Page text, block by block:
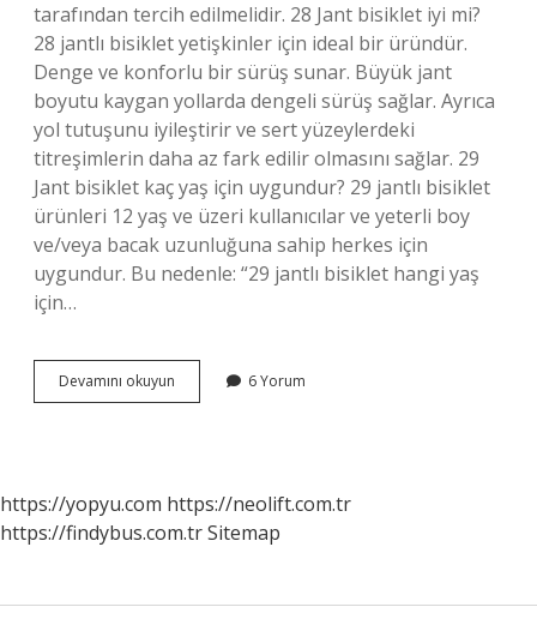
tarafından tercih edilmelidir. 28 Jant bisiklet iyi mi?
28 jantlı bisiklet yetişkinler için ideal bir üründür.
Denge ve konforlu bir sürüş sunar. Büyük jant
boyutu kaygan yollarda dengeli sürüş sağlar. Ayrıca
yol tutuşunu iyileştirir ve sert yüzeylerdeki
titreşimlerin daha az fark edilir olmasını sağlar. 29
Jant bisiklet kaç yaş için uygundur? 29 jantlı bisiklet
ürünleri 12 yaş ve üzeri kullanıcılar ve yeterli boy
ve/veya bacak uzunluğuna sahip herkes için
uygundur. Bu nedenle: “29 jantlı bisiklet hangi yaş
için…
Devamını okuyun
Jant
Uygundur
6 Yorum
https://yopyu.com https://neolift.com.tr
https://findybus.com.trSitemap